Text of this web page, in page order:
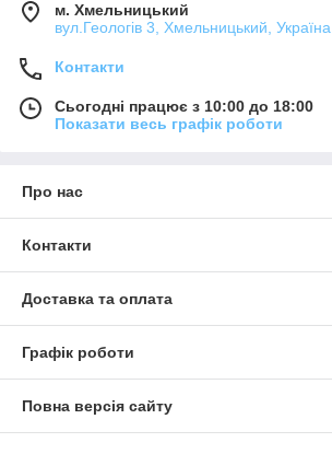
м. Хмельницький
вул.Геологів 3, Хмельницький, Україна
Контакти
Сьогодні працює з 10:00 до 18:00
Показати весь графік роботи
Про нас
Контакти
Доставка та оплата
Графік роботи
Повна версія сайту